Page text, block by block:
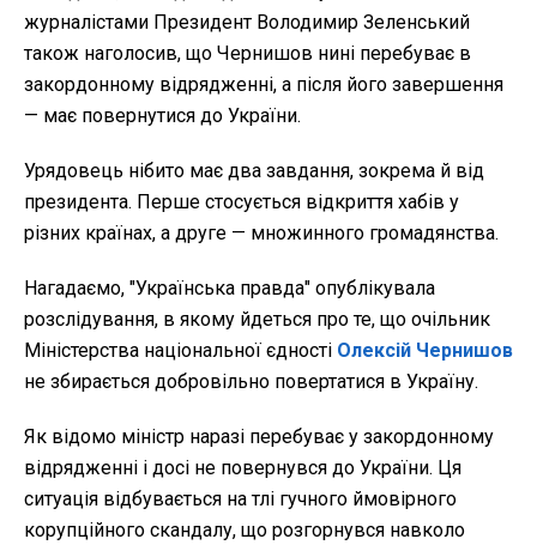
журналістами Президент Володимир Зеленський
також наголосив, що Чернишов нині перебуває в
закордонному відрядженні, а після його завершення
— має повернутися до України.
Урядовець нібито має два завдання, зокрема й від
президента. Перше стосується відкриття хабів у
різних країнах, а друге — множинного громадянства.
Нагадаємо, "Українська правда" опублікувала
розслідування, в якому йдеться про те, що очільник
Міністерства національної єдності Олексій Чернишов
не збирається добровільно повертатися в Україну.
Як відомо міністр наразі перебуває у закордонному
відрядженні і досі не повернувся до України. Ця
ситуація відбувається на тлі гучного ймовірного
корупційного скандалу, що розгорнувся навколо